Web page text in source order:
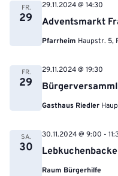
FR.
29 Adventsmarkt
29.11.2024 @ 14:30
Pfarrheim Haupstr. 5,
FR.
29
29.11.2024 @ 19:30
Gasthaus Riedler
SA.
30
30.11.2024 @ 9:00 -
Raum Bürgerhilfe